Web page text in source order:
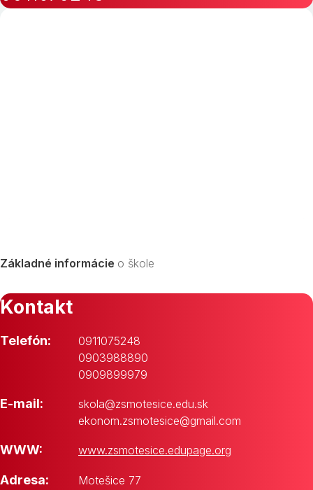
Základné informácie o škole
Kontakt
Telefón:
0911075248
0903988890
0909899979
E-mail:
skola@zsmotesice.edu.sk
ekonom.zsmotesice@gmail.com
WWW: www.zsmotesice.edupage.org
Adresa:
Motešice 77